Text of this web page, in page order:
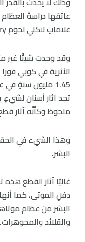
عاتقها دراسةَ العظام
علاماتٍ لآكلي لحوم Canivary.
وقد وجدت شيئًا غير
1.45 مليون سنةٍ
تجد آثار أسنان
ملحوظ وكأنَّه آثار
وهذا الشيء في
البشر.
غالبًا آثار القطع
دفنِ الموتى، كما
البشر من عظام
والقلائد والمجوهرات.